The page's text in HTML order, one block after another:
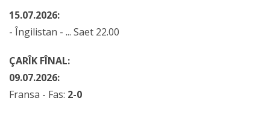
15.07.2026:
- Îngilistan - ... Saet 22.00
ÇARÎK FÎNAL:
09.07.2026:
Fransa - Fas: 2-0